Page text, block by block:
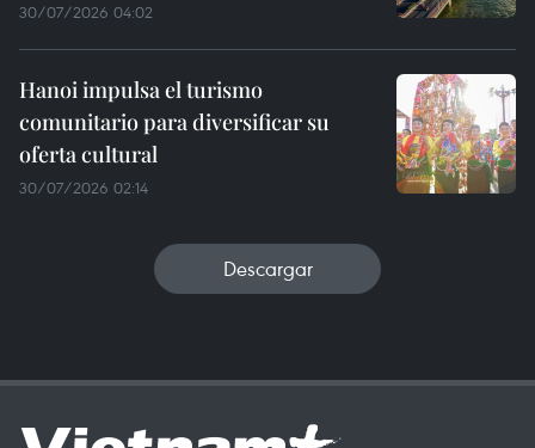
30/07/2026 04:02
Hanoi impulsa el turismo
comunitario para diversificar su
oferta cultural
30/07/2026 02:14
Descargar